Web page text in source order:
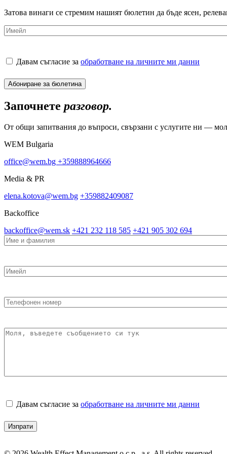
Затова винаги се стремим нашият бюлетин да бъде ясен,
Имейл
Processing
personal
data(Задължителни)
Давам съгласие за обработване на личните ми данни
Започнете разговор.
От общи запитвания до въпроси, свързани с услугите ни —
WEM Bulgaria
office@wem.bg +359888964666
Media & PR
elena.kotova@wem.bg +359882409087
Backoffice
backoffice@wem.sk +421 232 118 585 +421 905 302 694
Име
и
Имейл
Телефонен
номер(Задължителни)
Моля,
Давам
за
обработване
личните
Давам съгласие за обработване на личните ми данни